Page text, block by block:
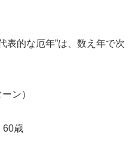
表的な厄年”は、数え年で次
ン）
60歳